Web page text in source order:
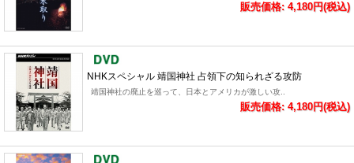
販売価格: 4,180円(税込)
NHKスペシャル 靖国神社 占領下の知られざる攻防
靖国神社の廃止を巡って、日本とアメリカが激しい攻..
販売価格: 4,180円(税込)